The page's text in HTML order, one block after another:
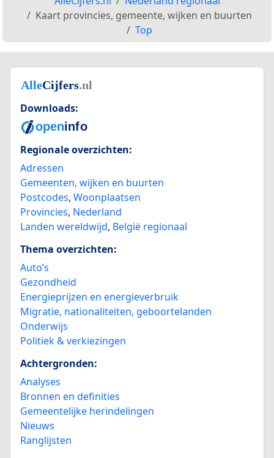
Kaart provincies, gemeente, wijken en buurten
Top
Downloads:
Regionale overzichten:
Adressen
Gemeenten, wijken en buurten
Postcodes, Woonplaatsen
Provincies, Nederland
Landen wereldwijd, België regionaal
Thema overzichten:
Auto’s
Gezondheid
Energieprijzen en energieverbruik
Migratie, nationaliteiten, geboortelanden
Onderwijs
Politiek & verkiezingen
Achtergronden:
Analyses
Bronnen en definities
Gemeentelijke herindelingen
Nieuws
Ranglijsten